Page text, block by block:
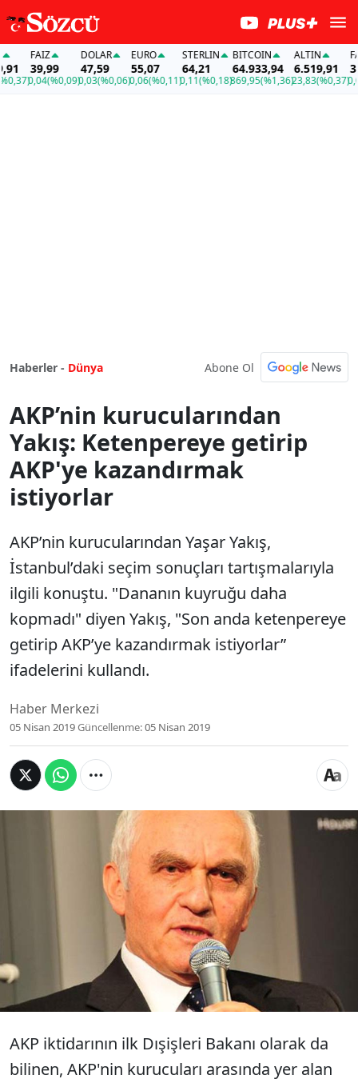
FAİZ
39,99
0,04(%0,09)
DOLAR
47,59
0,03(%0,06)
EURO
55,07
0,06(%0,11)
STERLIN
64,21
0,11(%0,18)
BITCOIN
64.933,94
869,95(%1,36)
ALTIN
6.519,91
23,83(%0,37)
FAİZ
0,04
Haberler - Dünya Abone Ol
AKP’nin kurucularından
Yakış: Ketenpereye getirip
AKP'ye kazandırmak
istiyorlar
AKP’nin kurucularından Yaşar Yakış,
İstanbul’daki seçim sonuçları tartışmalarıyla
ilgili konuştu. "Dananın kuyruğu daha
kopmadı" diyen Yakış, "Son anda ketenpereye
getirip AKP’ye kazandırmak istiyorlar”
ifadelerini kullandı.
Haber Merkezi
05 Nisan 2019Güncellenme:05 Nisan 2019
AKP’nin kurucularından Yaşar Yakış,
İstanbul’daki seçim sonuçları tartışmalarıyla
ilgili konuştu. "Dananın kuyruğu daha
kopmadı" diyen Yakış, "Son anda ketenpereye
getirip AKP’ye kazandırmak istiyorlar”
ifadelerini kullandı.
AKP iktidarının ilk Dışişleri Bakanı olarak da
bilinen, AKP'nin kurucuları arasında yer alan